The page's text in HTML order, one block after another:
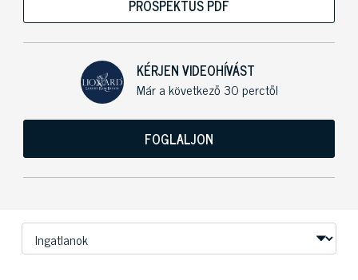
PROSPEKTUS PDF
KÉRJEN VIDEOHÍVÁST
Már a következő 30 perctől
FOGLALJON